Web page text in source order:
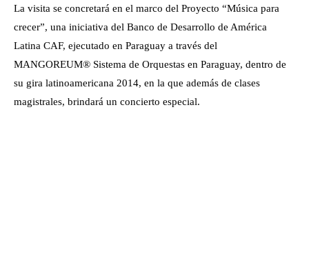
La visita se concretará en el marco del Proyecto “Música para
crecer”, una iniciativa del Banco de Desarrollo de América
Latina CAF, ejecutado en Paraguay a través del
MANGOREUM® Sistema de Orquestas en Paraguay, dentro de
su gira latinoamericana 2014, en la que además de clases
magistrales, brindará un concierto especial.